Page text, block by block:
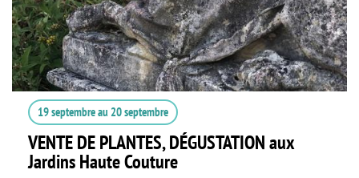
19 septembreau 20 septembre
VENTE DE PLANTES, DÉGUSTATION aux
Jardins Haute Couture